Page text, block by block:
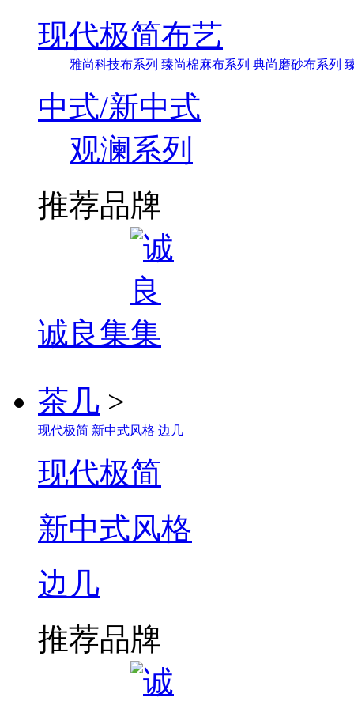
现代极简布艺
雅尚科技布系列 臻尚棉麻布系列 典尚磨砂布系列
中式/新中式
观澜系列
推荐品牌
诚良集
茶几 >
现代极简 新中式风格 边几
现代极简
新中式风格
边几
推荐品牌